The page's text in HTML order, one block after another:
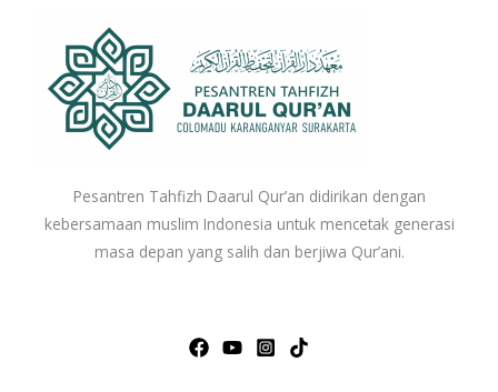
Pesantren Tahfizh Daarul Qur’an didirikan dengan
kebersamaan muslim Indonesia untuk mencetak generasi
masa depan yang salih dan berjiwa Qur’ani.